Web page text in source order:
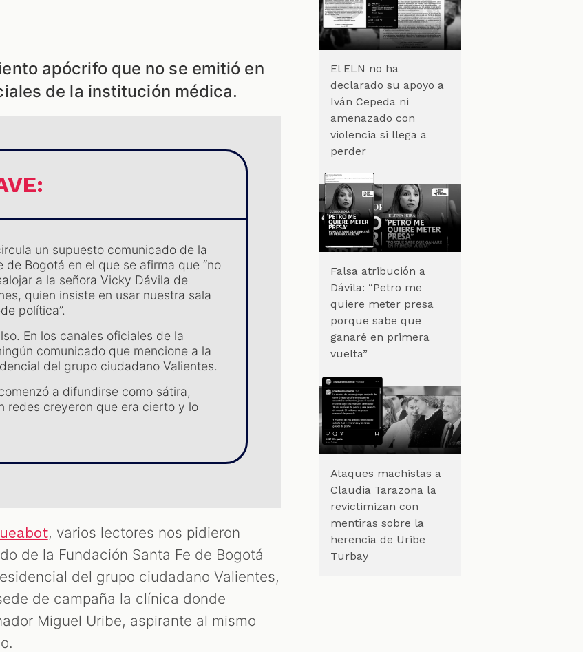
apócrifo que no se emitió en
de la institución médica.
un supuesto comunicado de la
de Bogotá en el que se afirma que “no
a la señora Vicky Dávila de
quien insiste en usar nuestra sala
política”.
En los canales oficiales de la
comunicado que mencione a la
del grupo ciudadano Valientes.
a difundirse como sátira,
redes creyeron que era cierto y lo
, varios lectores nos pidieron
de la Fundación Santa Fe de Bogotá
del grupo ciudadano Valientes,
de campaña la clínica donde
Miguel Uribe, aspirante al mismo
El ELN no ha
declarado su apoyo a
Iván Cepeda ni
amenazado con
violencia si llega a
perder
Falsa atribución a
Dávila: “Petro me
quiere meter presa
porque sabe que
ganaré en primera
vuelta”
Ataques machistas a
Claudia Tarazona la
revictimizan con
mentiras sobre la
herencia de Uribe
Turbay